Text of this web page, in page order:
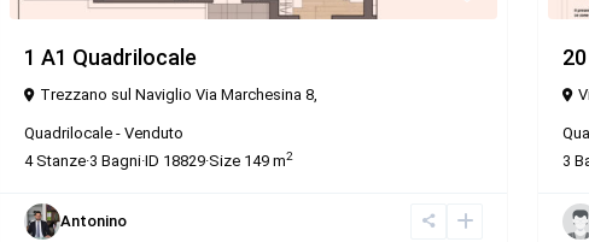
1 A1 Quadrilocale
Trezzano sul Naviglio Via Marchesina 8,
Quadrilocale - Venduto
4Stanze·3 Bagni·ID 18829·Size 149 m2
Antonino
3